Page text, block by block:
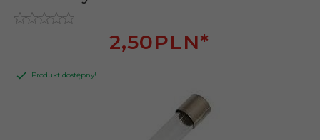
2,50PLN*
Produkt dostępny!